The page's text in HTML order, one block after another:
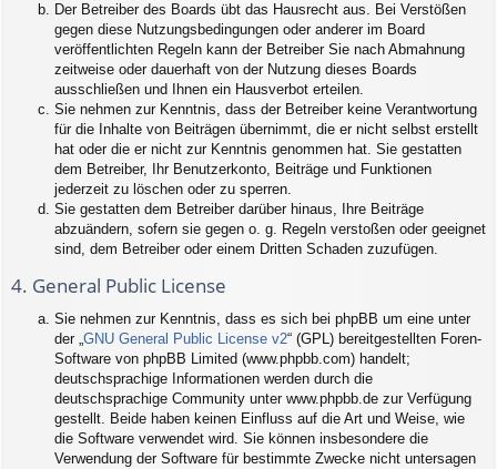
Der Betreiber des Boards übt das Hausrecht aus. Bei Verstößen
gegen diese Nutzungsbedingungen oder anderer im Board
veröffentlichten Regeln kann der Betreiber Sie nach Abmahnung
zeitweise oder dauerhaft von der Nutzung dieses Boards
ausschließen und Ihnen ein Hausverbot erteilen.
Sie nehmen zur Kenntnis, dass der Betreiber keine Verantwortung
für die Inhalte von Beiträgen übernimmt, die er nicht selbst erstellt
hat oder die er nicht zur Kenntnis genommen hat. Sie gestatten
dem Betreiber, Ihr Benutzerkonto, Beiträge und Funktionen
jederzeit zu löschen oder zu sperren.
Sie gestatten dem Betreiber darüber hinaus, Ihre Beiträge
abzuändern, sofern sie gegen o. g. Regeln verstoßen oder geeignet
sind, dem Betreiber oder einem Dritten Schaden zuzufügen.
4. General Public License
Sie nehmen zur Kenntnis, dass es sich bei phpBB um eine unter
der „GNU General Public License v2“ (GPL) bereitgestellten Foren-
Software von phpBB Limited (www.phpbb.com) handelt;
deutschsprachige Informationen werden durch die
deutschsprachige Community unter www.phpbb.de zur Verfügung
gestellt. Beide haben keinen Einfluss auf die Art und Weise, wie
die Software verwendet wird. Sie können insbesondere die
Verwendung der Software für bestimmte Zwecke nicht untersagen